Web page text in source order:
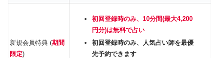
新規会員特典 (期間
限定)
初回登録時のみ、10分間(最大4,200
円分)は無料で占い
初回登録時のみ、人気占い師を最優
先予約できます